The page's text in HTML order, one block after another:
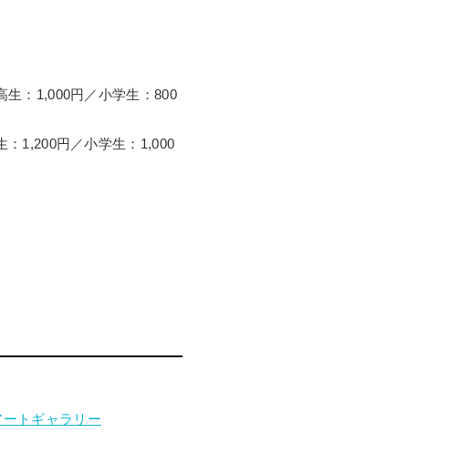
生：1,000円／小学生：800
：1,200円／小学生：1,000
トギャラリー